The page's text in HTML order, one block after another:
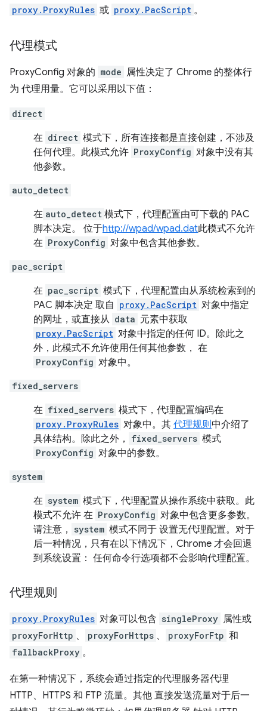
proxy.ProxyRules 或 proxy.PacScript 。
代理模式
ProxyConfig 对象的 mode 属性决定了 Chrome 的整体行
为 代理用量。它可以采用以下值：
direct
在 direct 模式下，所有连接都是直接创建，不涉及
任何代理。此模式允许 ProxyConfig 对象中没有其
他参数。
auto_detect
在 auto_detect 模式下，代理配置由可下载的 PAC
脚本决定。 位于http://wpad/wpad.dat此模式不允许
在 ProxyConfig 对象中包含其他参数。
pac_script
在 pac_script 模式下，代理配置由从系统检索到的
PAC 脚本决定 取自 proxy.PacScript 对象中指定
的网址，或直接从 data 元素中获取
proxy.PacScript 对象中指定的任何 ID。除此之
外，此模式不允许使用任何其他参数， 在
ProxyConfig 对象中。
fixed_servers
在 fixed_servers 模式下，代理配置编码在
proxy.ProxyRules 对象中。其 代理规则中介绍了
具体结构。除此之外，
fixed_servers 模式
ProxyConfig 对象中的参数。
system
在 system 模式下，代理配置从操作系统中获取。此
模式不允许 在 ProxyConfig 对象中包含更多参数。
请注意，
system 模式不同于 设置无代理配置。对于
后一种情况，只有在以下情况下，Chrome 才会回退
到系统设置： 任何命令行选项都不会影响代理配置。
代理规则
proxy.ProxyRules 对象可以包含 singleProxy 属性或
proxyForHttp 、 proxyForHttps 、 proxyForFtp 和
fallbackProxy 。
在第一种情况下，系统会通过指定的代理服务器代理
HTTP、HTTPS 和 FTP 流量。其他 直接发送流量对于后一